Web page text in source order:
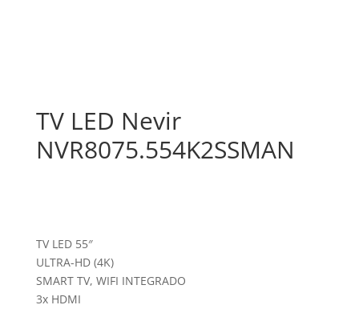
TV LED Nevir
NVR8075.554K2SSMAN
TV LED 55″
ULTRA-HD (4K)
SMART TV, WIFI INTEGRADO
3x HDMI